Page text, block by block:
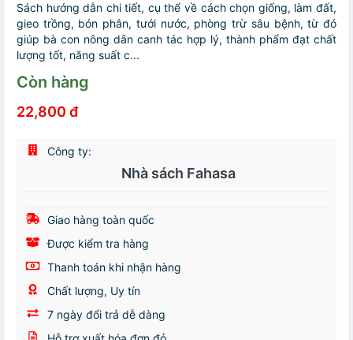
Sách hướng dẫn chi tiết, cụ thể về cách chọn giống, làm đất,
gieo trồng, bón phân, tưới nước, phòng trừ sâu bệnh, từ đó
giúp bà con nông dân canh tác hợp lý, thành phẩm đạt chất
lượng tốt, năng suất c...
Còn hàng
22,800 đ
Công ty:
Nhà sách Fahasa
Giao hàng toàn quốc
Được kiểm tra hàng
Thanh toán khi nhận hàng
Chất lượng, Uy tín
7 ngày đổi trả dễ dàng